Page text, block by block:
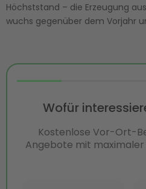
Höchststand – die Erzeugung
wuchs gegenüber dem Vorjahr